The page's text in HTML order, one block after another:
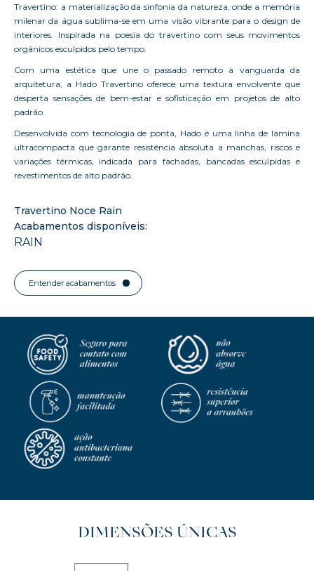
Travertino: a materialização da sinfonia da natureza, onde a memória
milenar da água sublima-se em uma visão vibrante para o design de
interiores. Inspirada na poesia do travertino com seus movimentos
orgânicos esculpidos pelo tempo.
Com uma estética que une o passado remoto à vanguarda da
arquitetura, a Hado Travertino oferece uma textura envolvente que
desperta sensações de bem-estar e sofisticação em projetos de alto
padrão.
Desenvolvida com tecnologia de ponta, Hado é uma linha de lamina
ultracompacta que garante resistência absoluta a manchas, riscos e
variações térmicas, indicada para fachadas, bancadas esculpidas e
revestimentos de alto padrão.
Travertino Noce Rain
Acabamentos disponíveis:
RAIN
Entender acabamentos
DIMENSÕES ÚNICAS